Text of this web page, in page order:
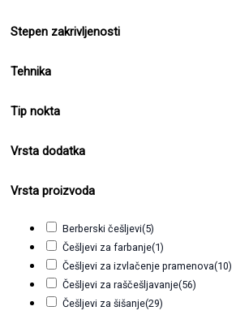
Stepen zakrivljenosti
Tehnika
Tip nokta
Vrsta dodatka
Vrsta proizvoda
Berberski češljevi(5)
Češljevi za farbanje(1)
Češljevi za izvlačenje pramenova(10)
Češljevi za raščešljavanje(56)
Češljevi za šišanje(29)